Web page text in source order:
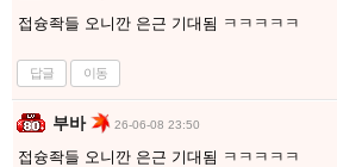
접슝좍들 오니깐 은근 기대됨 ㅋㅋㅋㅋㅋ
답글 이동
부바 26-06-08 23:50
접슝좍들 오니깐 은근 기대됨 ㅋㅋㅋㅋㅋ